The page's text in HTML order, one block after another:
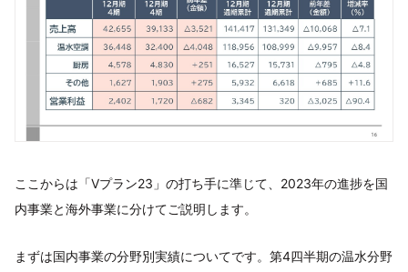
ここからは「Vプラン23」の打ち手に準じて、2023年の進捗を国
内事業と海外事業に分けてご説明します。
まずは国内事業の分野別実績についてです。第4四半期の温水分野